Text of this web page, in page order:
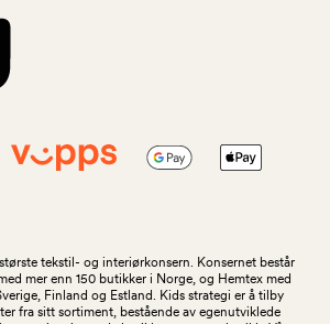
tekstil- og interiørkonsern. Konsernet består
mer enn 150 butikker i Norge, og Hemtex med
Finland og Estland. Kids strategi er å tilby
fra sitt sortiment, bestående av egenutviklede